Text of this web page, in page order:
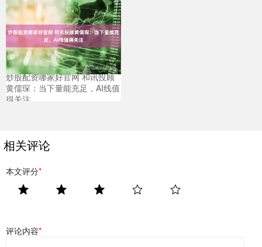
炒股配资哪家好官网 和讯投顾
黄儒琛：当下量能充足，AI线值
得关注
相关评论
本文评分*
评论内容*